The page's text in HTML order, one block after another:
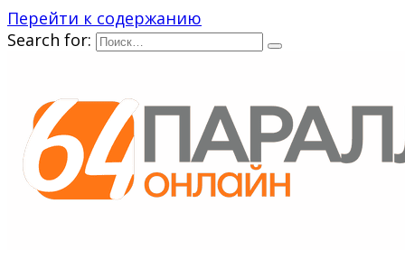
Перейти к содержанию
Search for: